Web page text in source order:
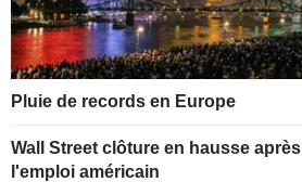
Pluie de records en Europe
Wall Street clôture en hausse après
l'emploi américain